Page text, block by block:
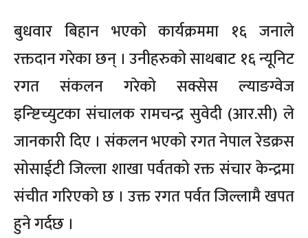
बुधवार बिहान भएको कार्यक्रममा १६ जनाले
रक्तदान गरेका छन् । उनीहरुको साथबाट १६ न्यूनिट
रगत संकलन गरेको सक्सेस ल्याङग्वेज
इन्ष्टिच्युटका संचालक रामचन्द्र सुवेदी (आर.सी) ले
जानकारी दिए । संकलन भएको रगत नेपाल रेडक्रस
सोसाईटी जिल्ला शाखा पर्वतको रक्त संचार केन्द्रमा
संचीत गरिएको छ । उक्त रगत पर्वत जिल्लामै खपत
हुने गर्दछ ।